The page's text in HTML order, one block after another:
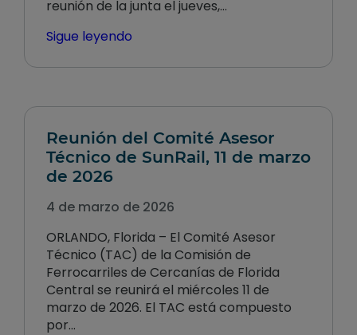
reunión de la junta el jueves,…
Sigue leyendo
Reunión del Comité Asesor
Técnico de SunRail, 11 de marzo
de 2026
4 de marzo de 2026
ORLANDO, Florida – El Comité Asesor
Técnico (TAC) de la Comisión de
Ferrocarriles de Cercanías de Florida
Central se reunirá el miércoles 11 de
marzo de 2026. El TAC está compuesto
por…